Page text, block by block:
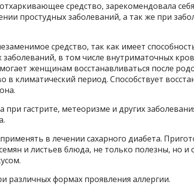
средство, зарекомендовала
простудных заболеваний, а так же при
средство, так как имеет
заболеваний, в том числе внутриматочных
женщинам восстанавливаться после
в климатический период. Способствует
при гастрите, метеоризме и других
в лечении сахарного диабета.
и листьев блюда, не только полезны, но и
различных формах проявления аллергии.